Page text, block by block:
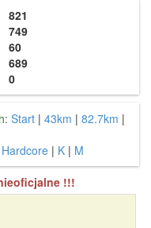
821
749
60
689
0
Start | 43km | 82.7km |
Hardcore | K | M
!!!